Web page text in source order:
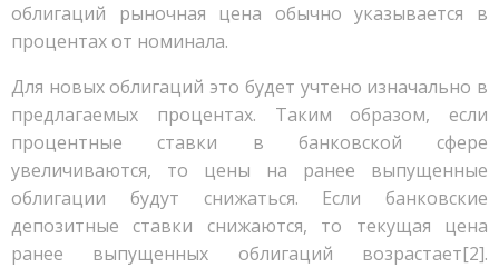
облигаций рыночная цена обычно указывается в
процентах от номинала.
Для новых облигаций это будет учтено изначально в
предлагаемых процентах. Таким образом, если
процентные ставки в банковской сфере
увеличиваются, то цены на ранее выпущенные
облигации будут снижаться. Если банковские
депозитные ставки снижаются, то текущая цена
ранее выпущенных облигаций возрастает[2].